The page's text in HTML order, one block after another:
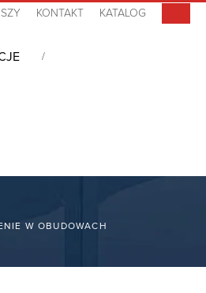
KONTAKT KATALOG
W OBUDOWACH